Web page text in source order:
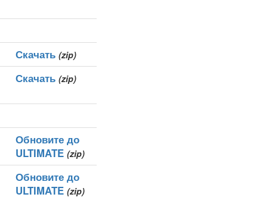
Скачать (zip)
Скачать (zip)
Обновите до
ULTIMATE (zip)
Обновите до
ULTIMATE (zip)